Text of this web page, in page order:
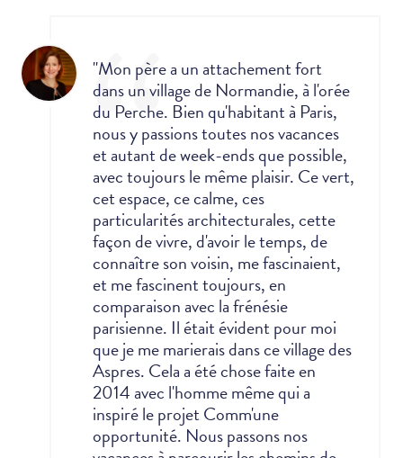
"Mon père a un attachement fort
dans un village de Normandie, à l'orée
du Perche. Bien qu'habitant à Paris,
nous y passions toutes nos vacances
et autant de week-ends que possible,
avec toujours le même plaisir. Ce vert,
cet espace, ce calme, ces
particularités architecturales, cette
façon de vivre, d'avoir le temps, de
connaître son voisin, me fascinaient,
et me fascinent toujours, en
comparaison avec la frénésie
parisienne. Il était évident pour moi
que je me marierais dans ce village des
Aspres. Cela a été chose faite en
2014 avec l'homme même qui a
inspiré le projet Comm'une
opportunité. Nous passons nos